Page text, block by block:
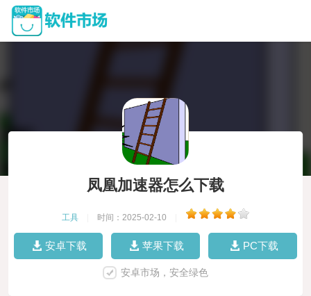
凤凰加速器怎么下载
工具 时间：2025-02-10
安卓下载 苹果下载 PC下载
安卓市场，安全绿色